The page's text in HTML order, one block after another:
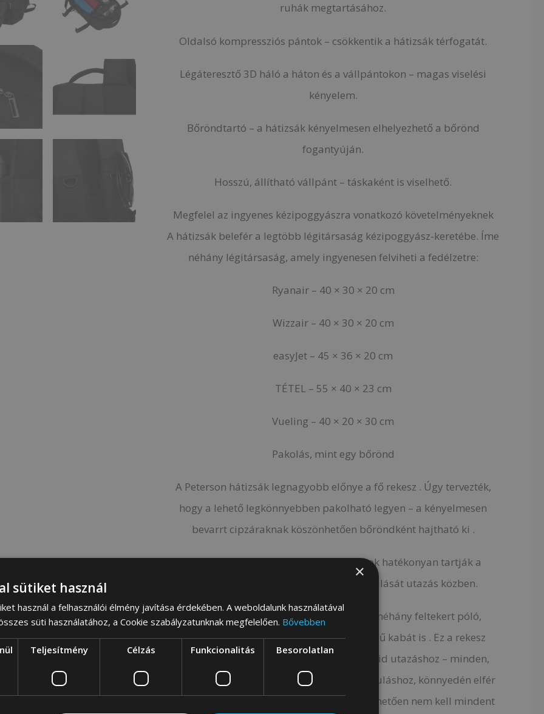
ruhák megtartásához.
Oldalsó kompressziós pántok – csökkentik a hátizsák térfogatát.
Légáteresztő 3D háló a háton és a vállpántokon – magas viselési
kényelem.
Bőröndtartó – a hátizsák kényelmesen elhelyezhető a bőrönd
fogantyúján.
Hosszú, állítható vállpánt – táskaként is viselhető.
Megfelel az ingyenes kézipoggyászra vonatkozó követelményeknek
A hátizsák belefér a legtöbb légitársaság kézipoggyász-keretébe. Íme
néhány légitársaság, amely ingyenesen felviheti a fedélzetre:
Ryanair – 40 × 30 × 20 cm
Wizzair – 40 × 30 × 20 cm
easyJet – 45 × 36 × 20 cm
TÉTEL – 55 × 40 × 23 cm
Vueling – 40 × 20 × 30 cm
Pakolás, mint egy bőrönd
A Peterson hátizsák legnagyobb előnye a fő rekesz . Úgy tervezték,
hogy a lehető legkönnyebben pakolható legyen – a kényelmesen
bevarrt cipzáraknak köszönhetően bőröndként hajtható ki .
Belül rögzítőpántok találhatók , amelyek hatékonyan tartják a
tartalmat, megakadályozva az elmozdulását utazás közben.
Tökéletes hely a ruháknak – elfér benne néhány feltekert póló,
nadrág, egy pulóver, vagy akár egy könnyű kabát is . Ez a rekesz
kézipoggyászként is jól funkcionál egy rövid utazáshoz – minden,
amire szükséged van egy 3-4 napos kiránduláshoz, könnyedén elfér
benne. A széles felső hozzáférésnek köszönhetően nem kell mindent
×
sütiket használ
használ a felhasználói élmény javítása érdekében. A weboldalunk használatával
süti használatához, a Cookie szabályzatunknak megfelelően. Bővebben
Teljesítmény Célzás Funkcionalitás Besorolatlan